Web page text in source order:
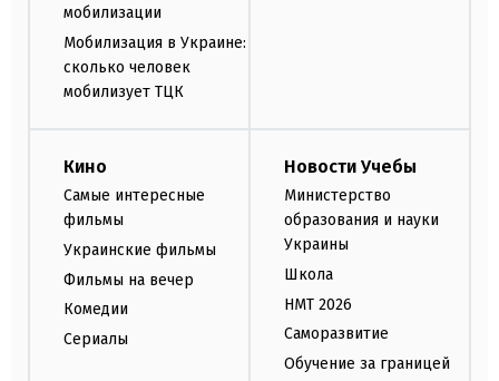
мобилизации
Мобилизация в Украине:
сколько человек
мобилизует ТЦК
Кино
Самые интересные
фильмы
Украинские фильмы
Фильмы на вечер
Комедии
Сериалы
Новости Учебы
Министерство
образования и науки
Украины
Школа
НМТ 2026
Саморазвитие
Обучение за границей